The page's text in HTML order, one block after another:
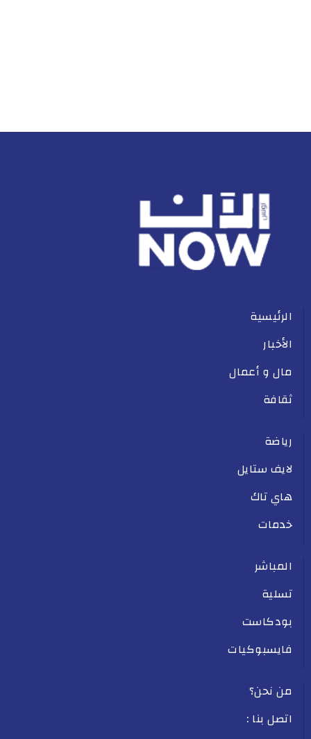
الرئيسية
الأخبار
مال و أعمال
ثقافة
رياضة
لايف ستايل
هاي تاك
خدمات
المباشر
تسلية
بودكاست
فايسبوكيات
من نحن؟
اتصل بنا :